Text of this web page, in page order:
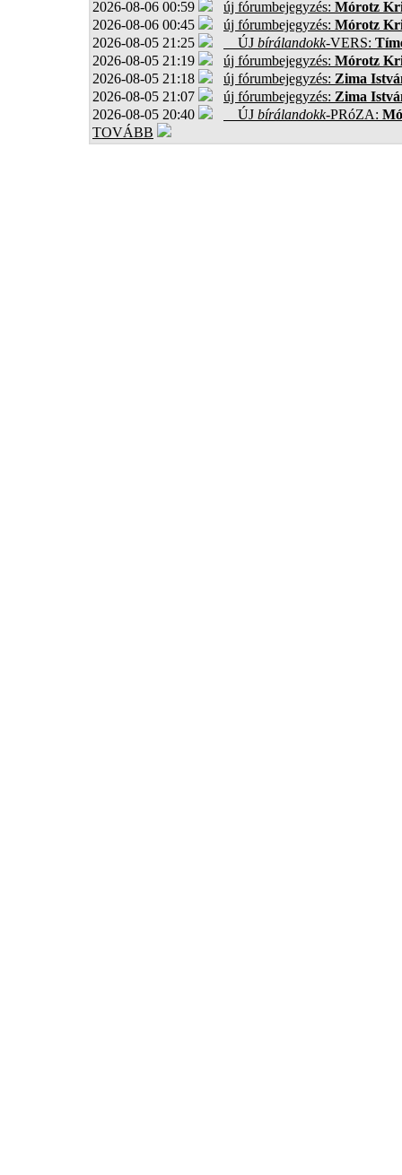
2026-08-06 00:59 új fórumbejegyzés: Mórotz
2026-08-06 00:45
új fórumbejegyzés: Mórotz
2026-08-05 21:25
ÚJ bírálandokk-VERS:
2026-08-05 21:19
új fórumbejegyzés: Mórotz
2026-08-05 21:18
új fórumbejegyzés: Zima
2026-08-05 21:07
új fórumbejegyzés: Zima
2026-08-05 20:40
ÚJ bírálandokk-PRóZA:
TOVÁBB